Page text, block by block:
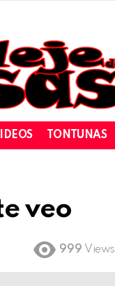
TONTUNAS
veo
999 Views